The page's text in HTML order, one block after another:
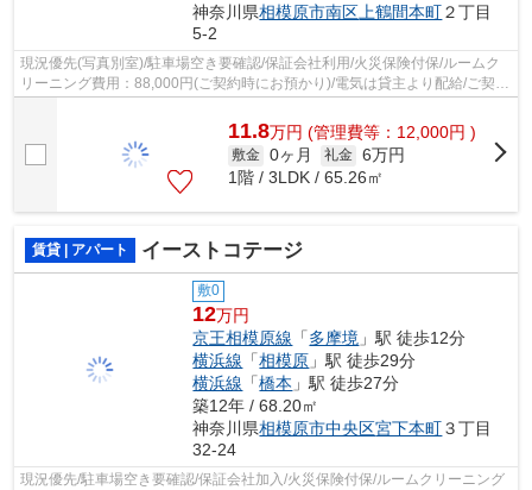
神奈川県相模原市南区 上鶴間本町２丁目
5-2
現況優先(写真別室)/駐車場空き要確認/保証会社利用/火災保険付保/ルームク
リーニング費用：88,000円(ご契約時にお預かり)/電気は貸主より配給/ご契約
金カード決済可/
11.8万円 (管理費等：12,000円 )
敷金 0ヶ月 礼金 6万円
1階 / 3LDK / 65.26㎡
賃貸 | アパート イーストコテージ
敷0
12万円
京王相模原線 「多摩境 」駅 徒歩12分
横浜線 「相模原 」駅 徒歩29分
横浜線 「橋本 」駅 徒歩27分
築12年 / 68.20㎡
神奈川県相模原市中央区宮下本町３丁目
32-24
現況優先/駐車場空き要確認/保証会社加入/火災保険付保/ルームクリーニング